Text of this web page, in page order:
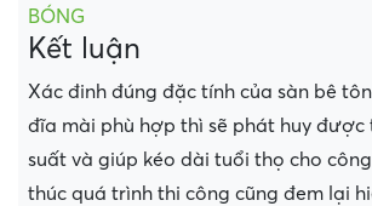
BÓNG
Kết luận
Xác đinh đúng đặc tính của sàn bê
đĩa mài phù hợp thì sẽ phát huy được
suất và giúp kéo dài tuổi thọ cho
thúc quá trình thi công cũng đem lại